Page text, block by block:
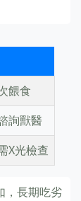
餵食
詢獸醫
X光檢查
，長期吃劣